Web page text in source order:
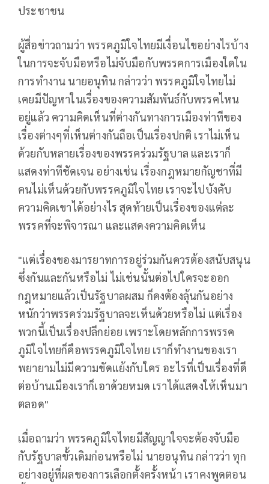
ประชาชน
ผู้สื่อข่าวถามว่า พรรคภูมิใจไทยมีเงื่อนไขอย่างไรบ้าง
ในการจะจับมือหรือไม่จับมือกับพรรคการเมืองใดใน
การทำงาน นายอนุทิน กล่าวว่า พรรคภูมิใจไทยไม่
เคยมีปัญหาในเรื่องของความสัมพันธ์กับพรรคไหน
อยู่แล้ว ความคิดเห็นที่ต่างกันทางการเมืองท่าทีของ
เรื่องต่างๆที่เห็นต่างกันถือเป็นเรื่องปกติ เราไม่เห็น
ด้วยกับหลายเรื่องของพรรคร่วมรัฐบาล และเราก็
แสดงท่าทีชัดเจน อย่างเช่น เรื่องกฎหมายกัญชาที่มี
คนไม่เห็นด้วยกับพรรคภูมิใจไทย เราจะไปบังคับ
ความคิดเขาได้อย่างไร สุดท้ายเป็นเรื่องของแต่ละ
พรรคที่จะพิจารณา และแสดงความคิดเห็น
"แต่เรื่องของมารยาทการอยู่ร่วมกันควรต้องสนับสนุน
ซึ่งกันและกันหรือไม่ ไม่เช่นนั้นต่อไปใครจะออก
กฎหมายแล้วเป็นรัฐบาลผสม ก็คงต้องลุ้นกันอย่าง
หนักว่าพรรคร่วมรัฐบาลจะเห็นด้วยหรือไม่ แต่เรื่อง
พวกนี้เป็นเรื่องปลีกย่อย เพราะโดยหลักการพรรค
ภูมิใจไทยก็คือพรรคภูมิใจไทย เราก็ทำงานของเรา
พยายามไม่มีความขัดแย้งกับใคร อะไรที่เป็นเรื่องที่ดี
ต่อบ้านเมืองเราก็เอาด้วยหมด เราได้แสดงให้เห็นมา
ตลอด"
เมื่อถามว่า พรรคภูมิใจไทยมีสัญญาใจจะต้องจับมือ
กับรัฐบาลขั้วเดิมก่อนหรือไม่ นายอนุทิน กล่าวว่า ทุก
อย่างอยู่ที่ผลของการเลือกตั้งครั้งหน้า เราคงพูดตอน